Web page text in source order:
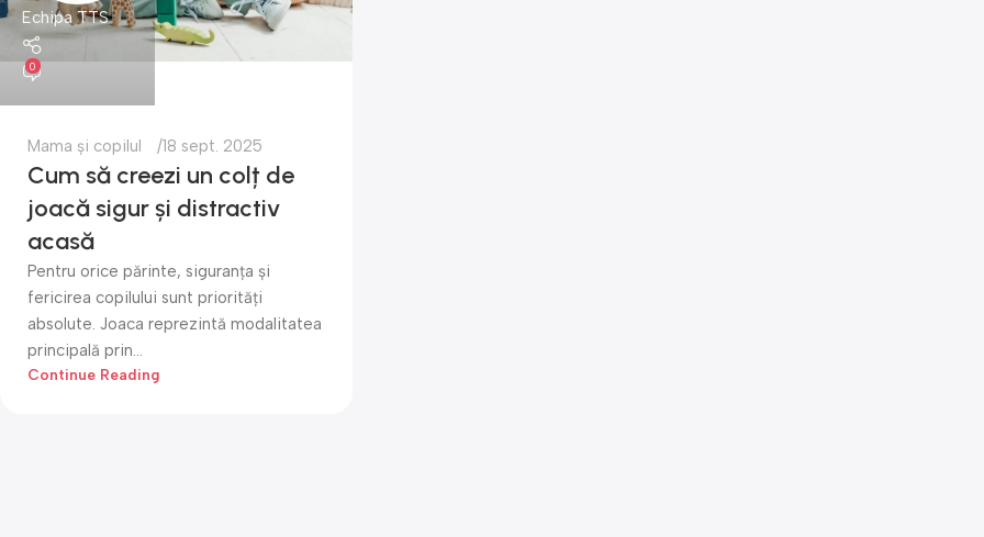
Echipa TTS
0
Mama și copilul 18 sept. 2025
Cum să creezi un colț de
joacă sigur și distractiv
acasă
Pentru orice părinte, siguranța și
fericirea copilului sunt priorități
absolute. Joaca reprezintă modalitatea
principală prin...
Continue Reading